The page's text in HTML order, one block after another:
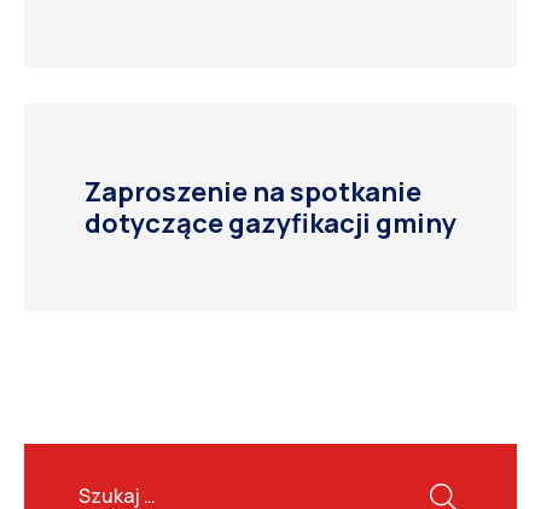
Zaproszenie na spotkanie
dotyczące gazyfikacji gminy